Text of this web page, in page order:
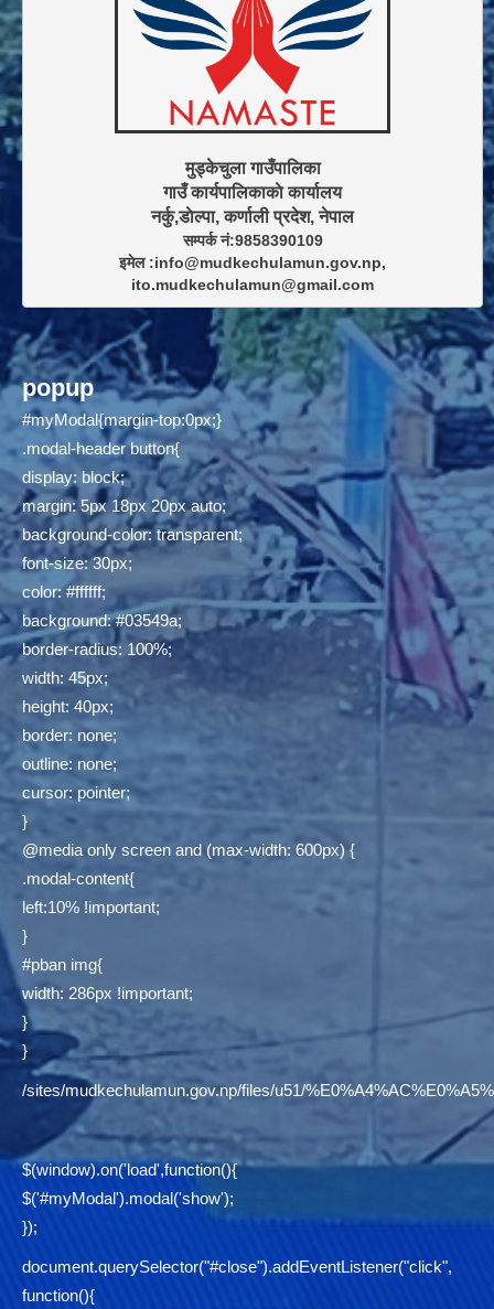
मुड्केचुला गाउँपालिका
गाउँ कार्यपालिकाकाे कार्यालय
सम्पर्क नं:9858390109
इमेल :info@mudkechulamun.gov.np,
ito.mudkechulamun@gmail.com
popup
#myModal{margin-top:0px;}
.modal-header button{
display: block;
margin: 5px 18px 20px auto;
background-color: transparent;
font-size: 30px;
color: #ffffff;
background: #03549a;
border-radius: 100%;
width: 45px;
height: 40px;
border: none;
outline: none;
cursor: pointer;
}
@media only screen and (max-width: 600px) {
.modal-content{
left:10% !important;
}
#pban img{
width: 286px !important;
}
}
/sites/mudkechulamun.gov.np/files/u51/
$(window).on('load',function(){
$('#myModal').modal('show');
});
document.querySelector("#close").addEventListener("click",
function(){